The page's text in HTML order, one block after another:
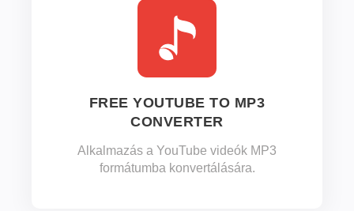
FREE YOUTUBE TO MP3
CONVERTER
Alkalmazás a YouTube videók MP3
formátumba konvertálására.